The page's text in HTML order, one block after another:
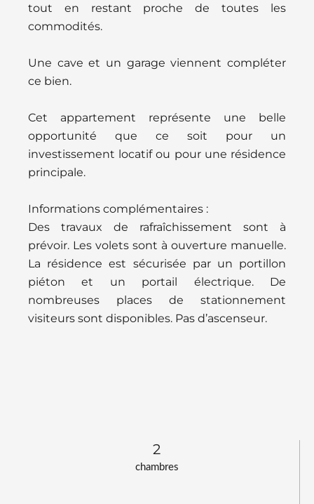
chambres
2
tout en restant proche de toutes les
commodités.
Une cave et un garage viennent compléter
ce bien.
Cet appartement représente une belle
opportunité que ce soit pour un
investissement locatif ou pour une résidence
principale.
Informations complémentaires :
Des travaux de rafraîchissement sont à
prévoir. Les volets sont à ouverture manuelle.
La résidence est sécurisée par un portillon
piéton et un portail électrique. De
nombreuses places de stationnement
visiteurs sont disponibles. Pas d’ascenseur.